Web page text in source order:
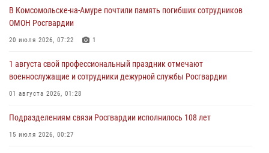
За прошедшую неделю в Хабаровском крае росгвардейцы провели
свыше 120 проверок условий хранения оружия
В Комсомольске-на-Амуре почтили память погибших сотрудников
ОМОН Росгвардии
20 июля 2026, 07:22 1
1 августа свой профессиональный праздник отмечают
военнослужащие и сотрудники дежурной службы Росгвардии
01 августа 2026, 01:28
Подразделениям связи Росгвардии исполнилось 108 лет
15 июля 2026, 00:27